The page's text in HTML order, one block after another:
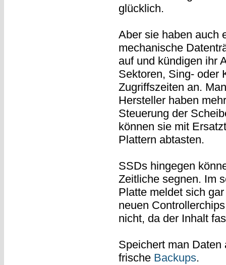
glücklich.
Aber sie haben auch
mechanische
auf und kündigen ihr
Sektoren, Sing- oder
Zugriffszeiten an.
Hersteller haben
Steuerung der
können sie mit
Plattern abtasten.
SSDs hingegen
Zeitliche segnen. Im
Platte meldet sich
neuen
nicht, da der Inhalt
Speichert man
frische Backups.